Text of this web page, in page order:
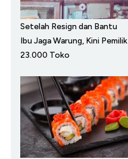
Setelah Resign dan Bantu
Ibu Jaga Warung, Kini Pemilik
23.000 Toko